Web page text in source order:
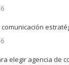
comunicación
elegir agencia de